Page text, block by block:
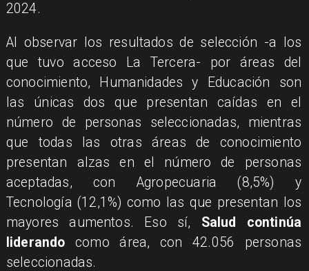
2024.
Al observar los resultados de selección -a los
que tuvo acceso La Tercera- por áreas del
conocimiento, Humanidades y Educación son
las únicas dos que presentan caídas en el
número de personas seleccionadas, mientras
que todas las otras áreas de conocimiento
presentan alzas en el número de personas
aceptadas, con Agropecuaria (8,5%) y
Tecnología (12,1%) como las que presentan los
mayores aumentos. Eso sí, Salud continúa
liderando como área, con 42.056 personas
seleccionadas.